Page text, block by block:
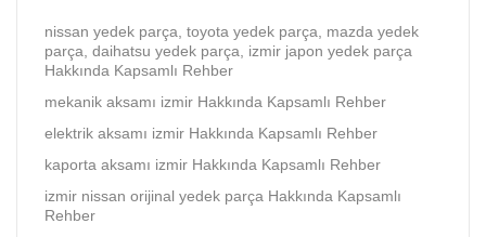
nissan yedek parça, toyota yedek parça, mazda yedek
parça, daihatsu yedek parça, izmir japon yedek parça
Hakkında Kapsamlı Rehber
mekanik aksamı izmir Hakkında Kapsamlı Rehber
elektrik aksamı izmir Hakkında Kapsamlı Rehber
kaporta aksamı izmir Hakkında Kapsamlı Rehber
izmir nissan orijinal yedek parça Hakkında Kapsamlı
Rehber